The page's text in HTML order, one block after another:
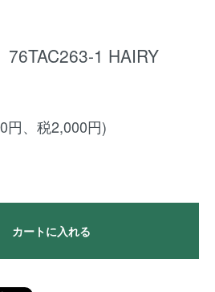
1 HAIRY
円、税2,000円)
カートに入れる